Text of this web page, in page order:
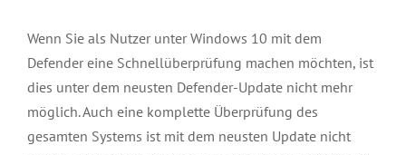
Wenn Sie als Nutzer unter Windows 10 mit dem
Defender eine Schnellüberprüfung machen möchten, ist
dies unter dem neusten Defender-Update nicht mehr
möglich. Auch eine komplette Überprüfung des
gesamten Systems ist mit dem neusten Update nicht